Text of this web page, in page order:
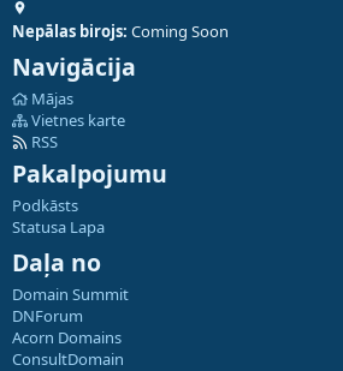
Nepālas birojs: Coming Soon
Navigācija
Mājas
Vietnes karte
RSS
Pakalpojumu
Podkāsts
Statusa Lapa
Daļa no
Domain Summit
DNForum
Acorn Domains
ConsultDomain